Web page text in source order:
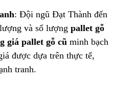
: Đội ngũ Đạt Thành đến
và số lượng pallet gỗ
giá pallet gỗ cũ minh bạch
được dựa trên thực tế,
tranh.